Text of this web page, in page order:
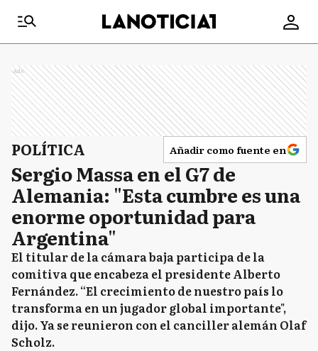
Ads
POLÍTICA Añadir como fuente en
Sergio Massa en el G7 de
Alemania: "Esta cumbre es una
enorme oportunidad para
Argentina"
El titular de la cámara baja participa de la
comitiva que encabeza el presidente Alberto
Fernández. “El crecimiento de nuestro país lo
transforma en un jugador global importante",
dijo. Ya se reunieron con el canciller alemán Olaf
Scholz.